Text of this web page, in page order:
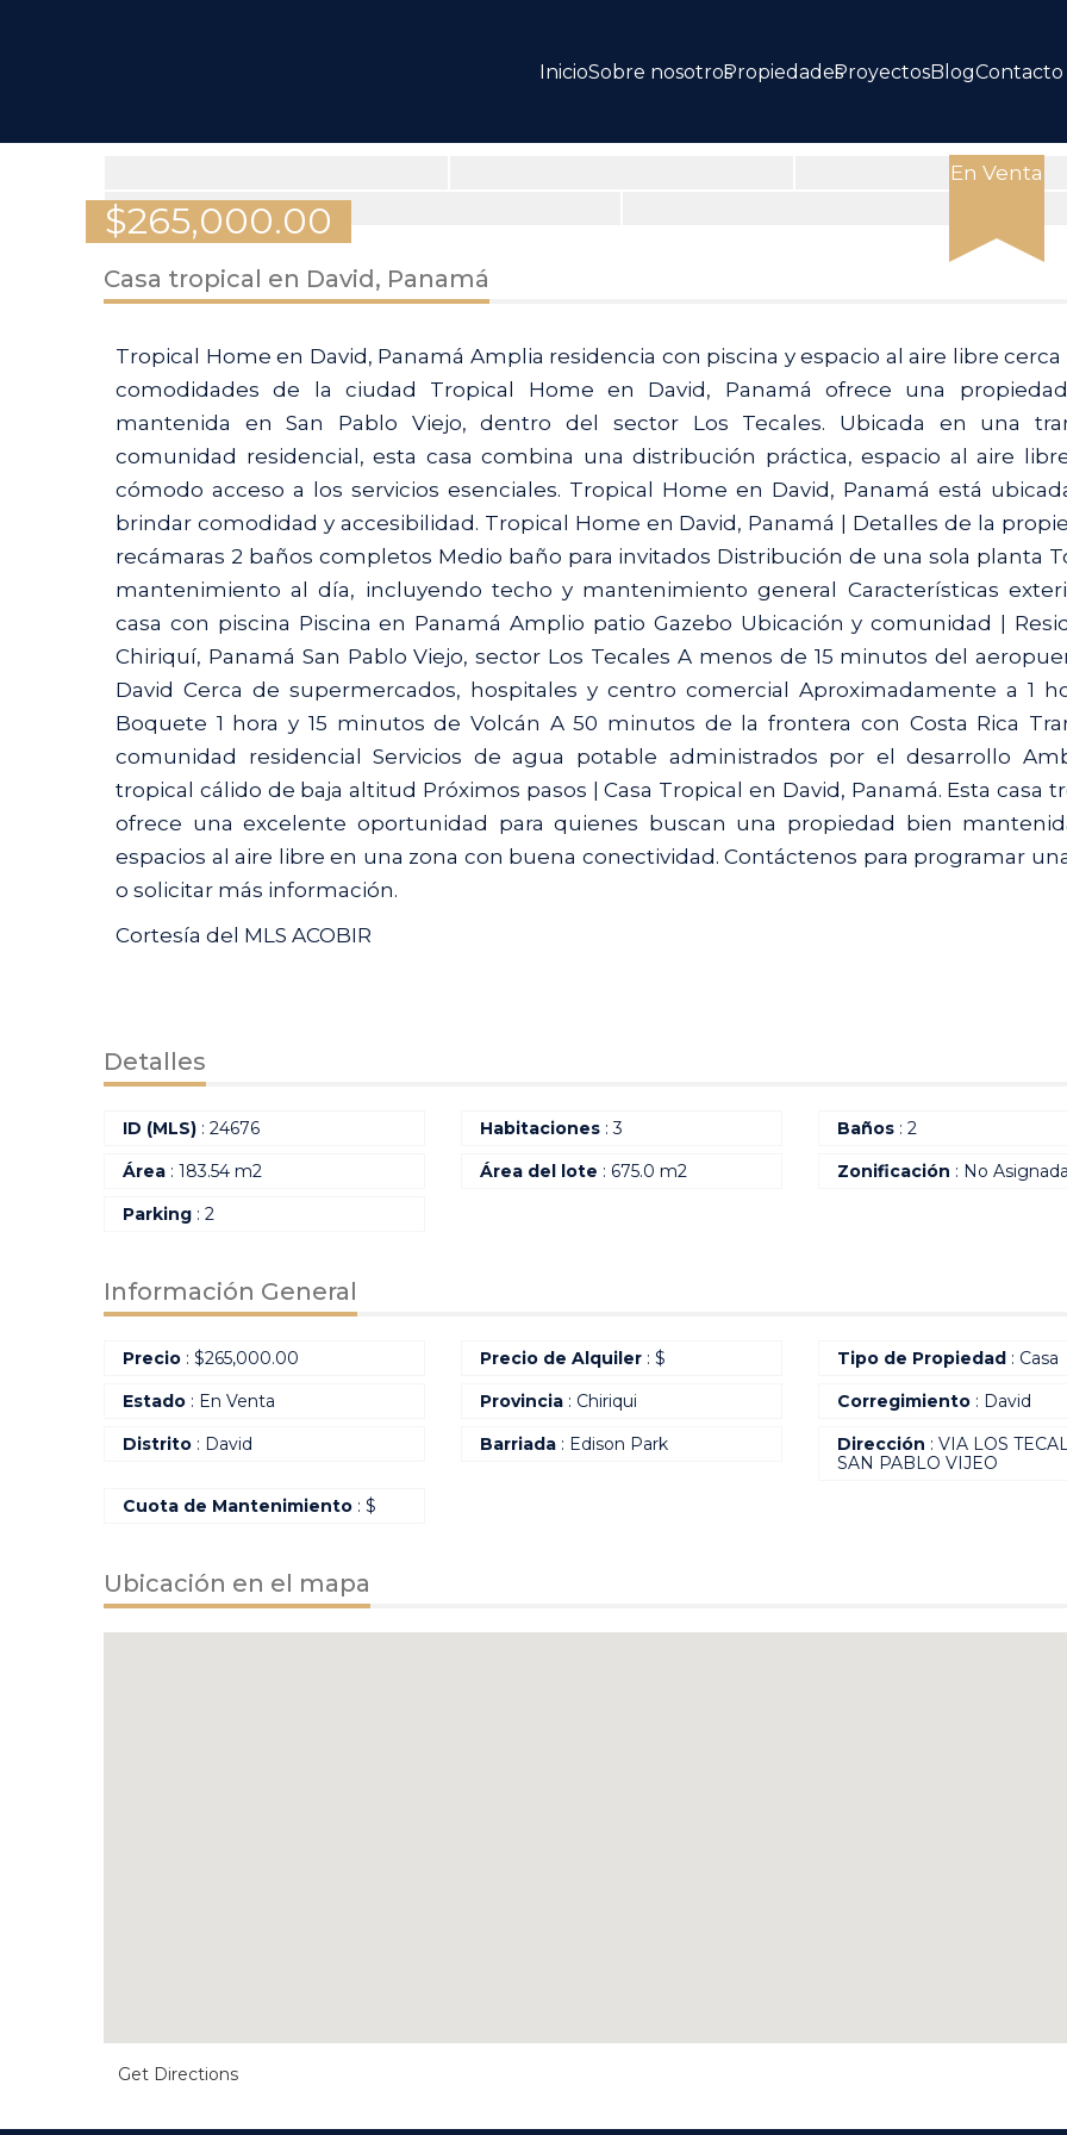
InicioSobre nosotrosPropiedadesProyectosBlogContacto
En Venta
$265,000.00
Casa tropical en David, Panamá
Tropical Home en David, Panamá Amplia residencia con piscina y espacio al aire libre cerca
comodidades de la ciudad Tropical Home en David, Panamá ofrece una
mantenida en San Pablo Viejo, dentro del sector Los Tecales. Ubicada en una
comunidad residencial, esta casa combina una distribución práctica, espacio al aire
cómodo acceso a los servicios esenciales. Tropical Home en David, Panamá está
brindar comodidad y accesibilidad. Tropical Home en David, Panamá | Detalles de la
recámaras 2 baños completos Medio baño para invitados Distribución de una sola planta
mantenimiento al día, incluyendo techo y mantenimiento general Características
casa con piscina Piscina en Panamá Amplio patio Gazebo Ubicación y comunidad |
Chiriquí, Panamá San Pablo Viejo, sector Los Tecales A menos de 15 minutos del
David Cerca de supermercados, hospitales y centro comercial Aproximadamente a 1
Boquete 1 hora y 15 minutos de Volcán A 50 minutos de la frontera con Costa Rica
comunidad residencial Servicios de agua potable administrados por el desarrollo
tropical cálido de baja altitud Próximos pasos | Casa Tropical en David, Panamá. Esta casa
ofrece una excelente oportunidad para quienes buscan una propiedad bien
espacios al aire libre en una zona con buena conectividad. Contáctenos para programar
o solicitar más información.
Cortesía del MLS ACOBIR
Detalles
ID (MLS) : 24676 Habitaciones: 3 Baños: 2
Área : 183.54 m2 Área del lote : 675.0 m2 Zonificación : No Asignada
Parking : 2
Información General
Precio : $265,000.00 Precio de Alquiler: $ Tipo de Propiedad: Casa
Estado : En Venta Provincia: Chiriqui Corregimiento: David
Distrito : David Barriada: Edison Park Dirección : VIA LOS
SAN PABLO VIJEO
Cuota de Mantenimiento : $
Ubicación en el mapa
Get Directions